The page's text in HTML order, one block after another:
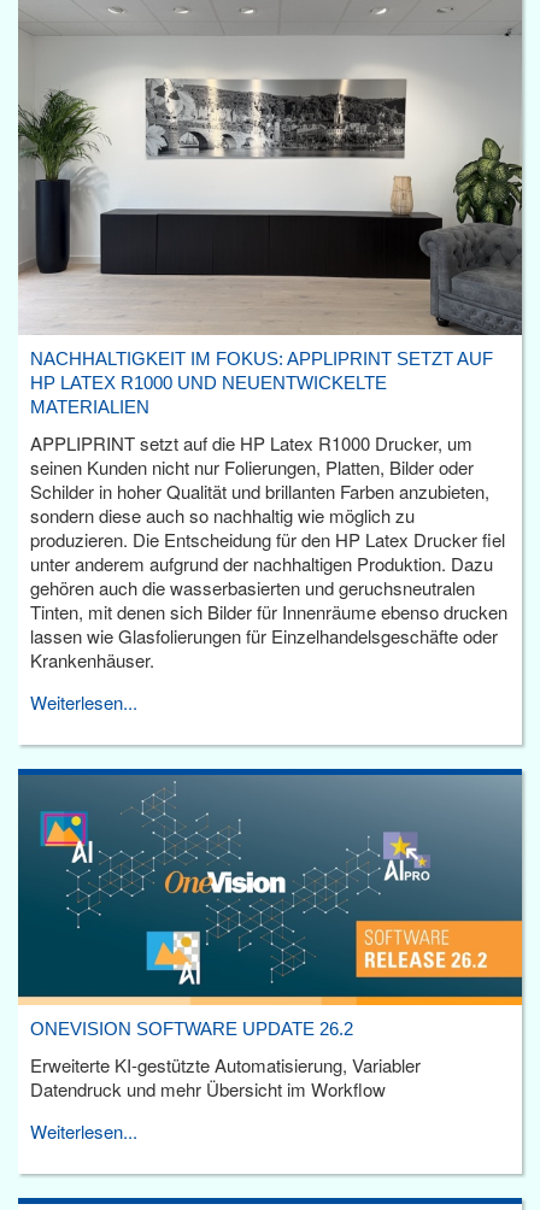
NACHHALTIGKEIT IM FOKUS: APPLIPRINT SETZT AUF
HP LATEX R1000 UND NEUENTWICKELTE
MATERIALIEN
APPLIPRINT setzt auf die HP Latex R1000 Drucker, um
seinen Kunden nicht nur Folierungen, Platten, Bilder oder
Schilder in hoher Qualität und brillanten Farben anzubieten,
sondern diese auch so nachhaltig wie möglich zu
produzieren. Die Entscheidung für den HP Latex Drucker fiel
unter anderem aufgrund der nachhaltigen Produktion. Dazu
gehören auch die wasserbasierten und geruchsneutralen
Tinten, mit denen sich Bilder für Innenräume ebenso drucken
lassen wie Glasfolierungen für Einzelhandelsgeschäfte oder
Krankenhäuser.
Weiterlesen...
ONEVISION SOFTWARE UPDATE 26.2
Erweiterte KI-gestützte Automatisierung, Variabler
Datendruck und mehr Übersicht im Workflow
Weiterlesen...